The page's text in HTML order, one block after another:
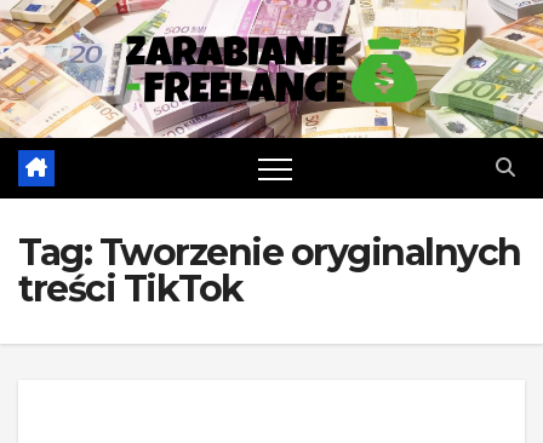
Skip
to
content
Tag:Tworzenie oryginalnych
treści TikTok